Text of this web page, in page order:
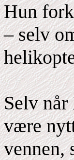
Hun
– selv
Selv når
være
vennen,